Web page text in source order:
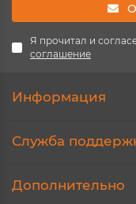
Я прочитал и
соглашение
Информация
Служба
Дополнительно